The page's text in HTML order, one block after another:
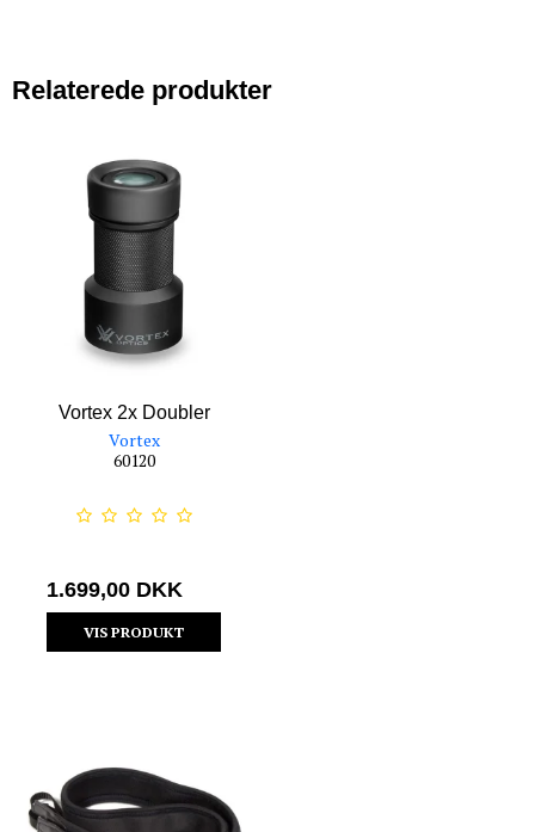
Relaterede produkter
Vortex 2x Doubler
Vortex
60120
1.699,00 DKK
VIS PRODUKT